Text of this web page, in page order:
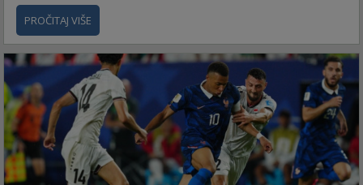
PROČITAJ VIŠE